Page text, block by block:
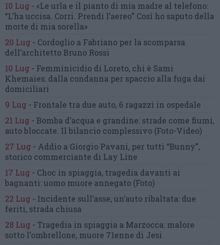
10 Lug - «Le urla e il pianto di mia madre al telefono:
“L’ha uccisa. Corri. Prendi l’aereo” Così ho saputo della
morte di mia sorella»
20 Lug - Cordoglio a Fabriano per la scomparsa
dell’architetto Bruno Rossi
10 Lug - Femminicidio di Loreto, chi è Sami
Khemaies: dalla condanna per spaccio alla fuga dai
domiciliari
9 Lug - Frontale tra due auto, 6 ragazzi in ospedale
21 Lug - Bomba d’acqua e grandine: strade come fiumi,
auto bloccate. Il bilancio complessivo (Foto-Video)
27 Lug - Addio a Giorgio Pavani, per tutti “Bunny”,
storico commerciante di Lay Line
17 Lug - Choc in spiaggia, tragedia davanti ai
bagnanti:uomo muore annegato (Foto)
22 Lug - Incidente sull’asse, un’auto ribaltata: due
feriti, strada chiusa
28 Lug - Tragedia in spiaggia a Marzocca: malore
sotto l’ombrellone, muore 71enne di Jesi